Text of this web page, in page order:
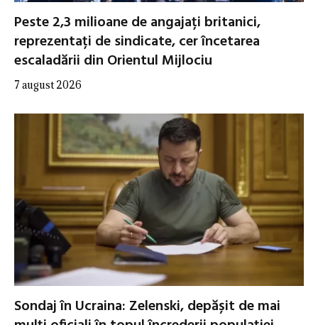
Peste 2,3 milioane de angajați britanici,
reprezentați de sindicate, cer încetarea
escaladării din Orientul Mijlociu
7 august 2026
Sondaj în Ucraina: Zelenski, depășit de mai